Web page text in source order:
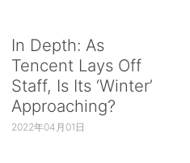
In Depth: As
Tencent Lays Off
Staff, Is Its ‘Winter’
Approaching?
2022年04月01日